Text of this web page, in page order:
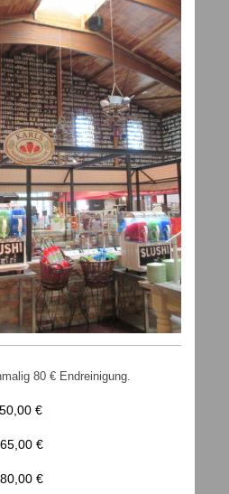
80 € Endreinigung.
€
€
€